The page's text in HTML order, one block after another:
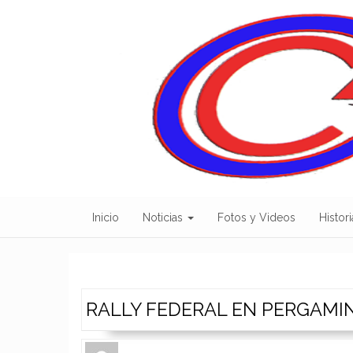
Inicio Noticias Fotos y Videos
RALLY FEDERAL EN
Author